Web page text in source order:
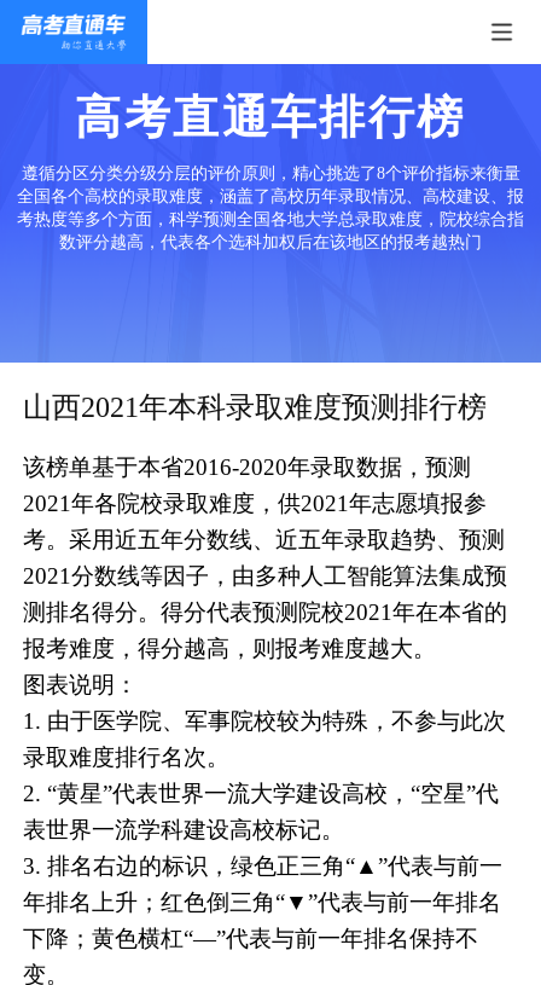
高考直通车排行榜
遵循分区分类分级分层的评价原则，精心挑选了8个评价指标来衡量
全国各个高校的录取难度，涵盖了高校历年录取情况、高校建设、报
考热度等多个方面，科学预测全国各地大学总录取难度，院校综合指
数评分越高，代表各个选科加权后在该地区的报考越热门
山西2021年本科录取难度预测排行榜
该榜单基于本省2016-2020年录取数据，预测
2021年各院校录取难度，供2021年志愿填报参
考。采用近五年分数线、近五年录取趋势、预测
2021分数线等因子，由多种人工智能算法集成预
测排名得分。得分代表预测院校2021年在本省的
报考难度，得分越高，则报考难度越大。
图表说明：
1. 由于医学院、军事院校较为特殊，不参与此次
录取难度排行名次。
2. “黄星”代表世界一流大学建设高校，“空星”代
表世界一流学科建设高校标记。
3. 排名右边的标识，绿色正三角“▲”代表与前一
年排名上升；红色倒三角“▼”代表与前一年排名
下降；黄色横杠“—”代表与前一年排名保持不
变。